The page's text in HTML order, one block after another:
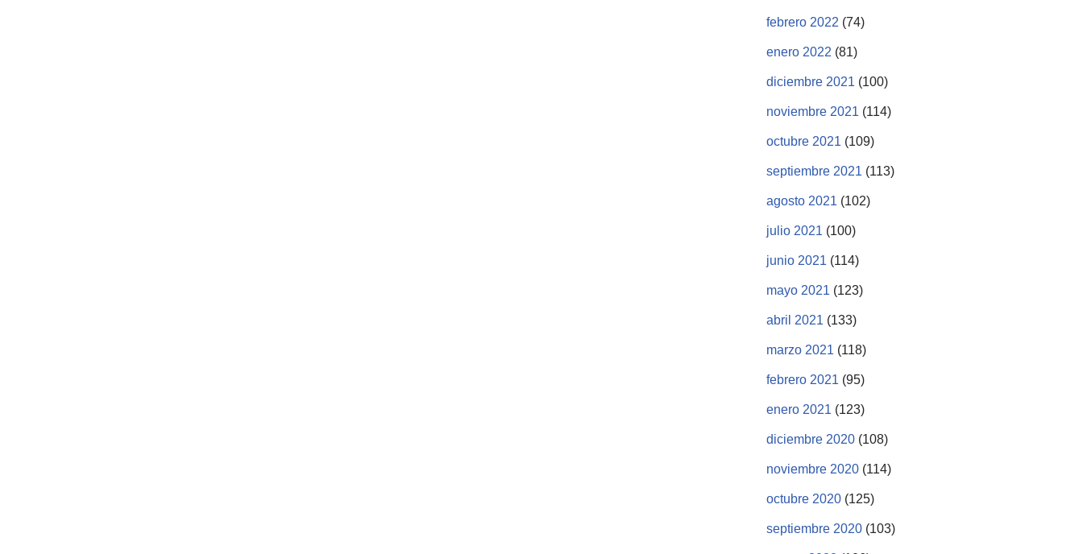
febrero 2022 (74)
enero 2022 (81)
diciembre 2021 (100)
noviembre 2021 (114)
octubre 2021 (109)
septiembre 2021 (113)
agosto 2021 (102)
julio 2021 (100)
junio 2021 (114)
mayo 2021 (123)
abril 2021 (133)
marzo 2021 (118)
febrero 2021 (95)
enero 2021 (123)
diciembre 2020 (108)
noviembre 2020 (114)
octubre 2020 (125)
septiembre 2020 (103)